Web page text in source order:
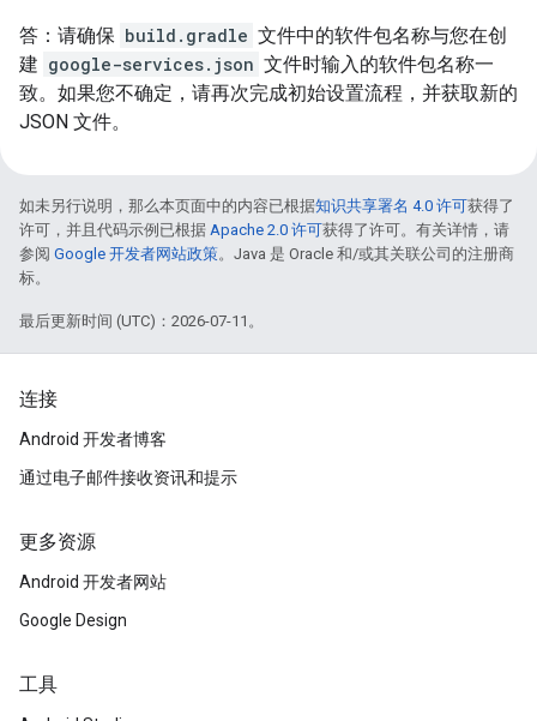
答：请确保 build.gradle 文件中的软件包名称与您在创
建 google-services.json 文件时输入的软件包名称一
致。如果您不确定，请再次完成初始设置流程，并获取新的
JSON 文件。
如未另行说明，那么本页面中的内容已根据知识共享署名 4.0 许可获得了
许可，并且代码示例已根据 Apache 2.0 许可获得了许可。有关详情，请
参阅 Google 开发者网站政策。Java 是 Oracle 和/或其关联公司的注册商
标。
最后更新时间 (UTC)：2026-07-11。
连接
Android 开发者博客
通过电子邮件接收资讯和提示
更多资源
Android 开发者网站
Google Design
工具